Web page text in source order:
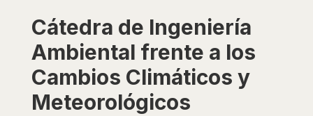
Cátedra de Ingeniería
Ambiental frente a los
Cambios Climáticos y
Meteorológicos